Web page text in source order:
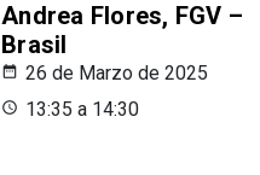
Andrea Flores, FGV –
Brasil
26 de Marzo de 2025
13:35 a 14:30